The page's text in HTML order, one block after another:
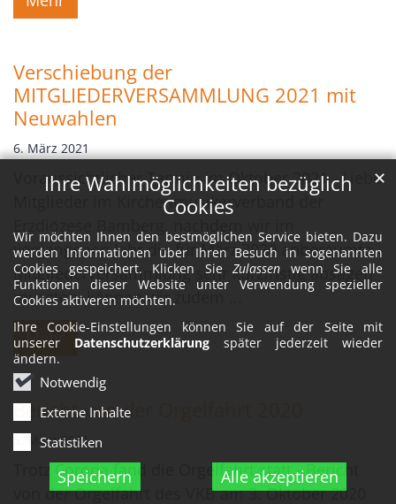
Ihre Wahlmöglichkeiten bezüglich
Cookies
Wir möchten Ihnen den bestmöglichen Service bieten. Dazu
werden Informationen über Ihren Besuch in sogenannten
Cookies gespeichert. Klicken SieZulassen wenn Sie alle
Funktionen dieser Website unter Verwendung spezieller
Cookies aktiveren möchten.
Ihre Cookie-Einstellungen können Sie auf der Seite mit
unserer Datenschutzerklärung später jederzeit wieder
ändern.
Notwendig
Externe Inhalte
Statistiken
Speichern Alle akzeptieren
✕
Verschiebung der
MITGLIEDERVERSAMMLUNG 2021 mit
Neuwahlen
6. März 2021
Voraussichtlicher Termin im Oktober 2021 - Liebe
Mitglieder im Kirchenmusikerverband der
vergangenen Jahr die für März 2020 anberaumte
Mitgliederversammlung sehr kurzfristig absagen
mussten, können wir zudem ...
Mehr
Bericht von der Orgelfahrt 2020
5. März 2021
Trotz Corona fand die Orgelfahrt statt - Bericht
von der Orgelfahrt des VKB am 3. Oktober 2020